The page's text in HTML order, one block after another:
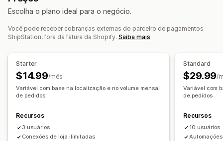
Listas de seleção Seguro de frete
Data de entrega Sincronização de pedidos
Em vários idiomas Seleção de transportadora
Gerenciamento de remessas
Sincronização de pedidos
Acompanhamento em tempo real
Notificações por e-mail
Análises de frete
Aprovações automáticas Portal de devoluções
Escolha o plano ideal para o negócio.
Você pode receber cobranças externas do parceiro de pagamentos
ShipStation, fora da fatura da Shopify. Saiba mais
Starter
$14.99/mês
Variável com base na localização e no volume mensal
de pedidos
Recursos
3 usuários
Conexões de loja ilimitadas
Standard
$29.99/
Variável com
de pedidos
Recursos
10 usuários